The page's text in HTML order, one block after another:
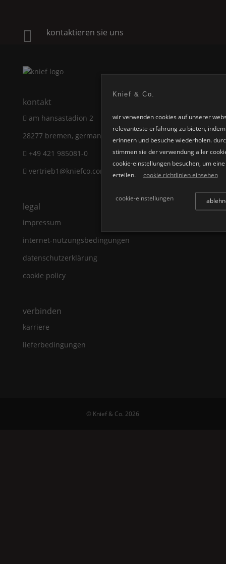
 kontaktieren sie uns
kontakt
am hansastadion 2
28277 bremen, germany
+49 421 985081-0
vertrieb1@kniefco.com
legal
impressum
internet-nutzungsbedingungen
datenschutzerklärung
cookie policy
verbinden
karriere
lieferbedingungen
Knief & Co.
wir verwenden cookies auf unserer
relevanteste erfahrung zu bieten,
erinnern und besuche wiederholen.
stimmen sie der verwendung aller
cookie-einstellungen besuchen, um
erteilen.
cookie richtlinien einsehen
cookie-einstellungen